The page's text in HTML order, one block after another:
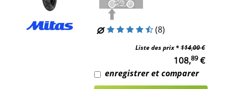
(8)
Liste des prix *114,00 €
108,89€
enregistrer et comparer